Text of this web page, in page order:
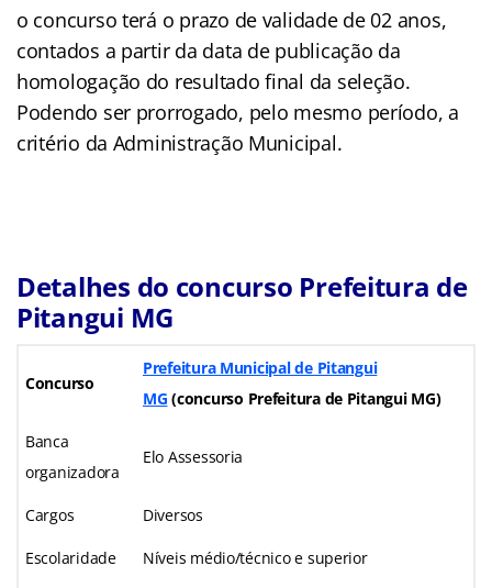
o concurso terá o prazo de validade de 02 anos,
contados a partir da data de publicação da
homologação do resultado final da seleção.
Podendo ser prorrogado, pelo mesmo período, a
critério da Administração Municipal.
Detalhes do concurso Prefeitura de
Pitangui MG
Concurso
Prefeitura Municipal de Pitangui
MG (concurso Prefeitura de Pitangui MG)
Banca
organizadora
Elo Assessoria
Cargos Diversos
Escolaridade Níveis médio/técnico e superior